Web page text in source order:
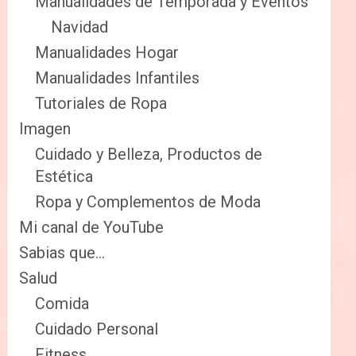
Navidad
Manualidades Hogar
Manualidades Infantiles
Tutoriales de Ropa
Imagen
Cuidado y Belleza, Productos de
Estética
Ropa y Complementos de Moda
Mi canal de YouTube
Sabias que…
Salud
Comida
Cuidado Personal